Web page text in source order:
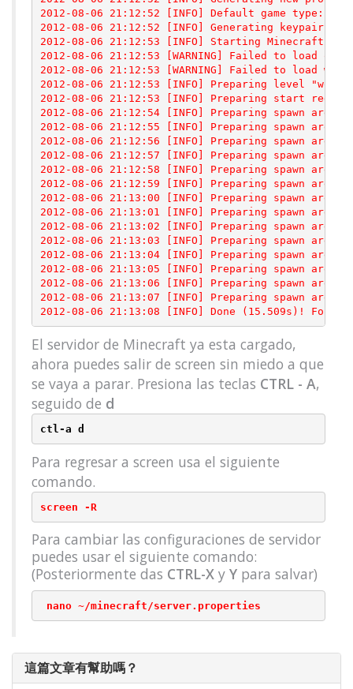
2012-08-06 21:12:52 [INFO] Default game type:
2012-08-06 21:12:52 [INFO] Generating keypair
2012-08-06 21:12:53 [INFO] Starting Minecraft
2012-08-06 21:12:53 [WARNING] Failed to
2012-08-06 21:12:53 [WARNING] Failed to
2012-08-06 21:12:53 [INFO] Preparing level
2012-08-06 21:12:53 [INFO] Preparing start
2012-08-06 21:12:54 [INFO] Preparing spawn area:
2012-08-06 21:12:55 [INFO] Preparing spawn area:
2012-08-06 21:12:56 [INFO] Preparing spawn area:
2012-08-06 21:12:57 [INFO] Preparing spawn area:
2012-08-06 21:12:58 [INFO] Preparing spawn area:
2012-08-06 21:12:59 [INFO] Preparing spawn area:
2012-08-06 21:13:00 [INFO] Preparing spawn area:
2012-08-06 21:13:01 [INFO] Preparing spawn area:
2012-08-06 21:13:02 [INFO] Preparing spawn area:
2012-08-06 21:13:03 [INFO] Preparing spawn area:
2012-08-06 21:13:04 [INFO] Preparing spawn area:
2012-08-06 21:13:05 [INFO] Preparing spawn area:
2012-08-06 21:13:06 [INFO] Preparing spawn area:
2012-08-06 21:13:07 [INFO] Preparing spawn area:
2012-08-06 21:13:08 [INFO] Done (15.509s)! For
El servidor de Minecraft ya esta cargado,
ahora puedes salir de screen sin miedo a que
se vaya a parar. Presiona las teclas CTRL - A,
seguido de d
ctl-a d
Para regresar a screen usa el siguiente
comando.
screen -R
Para cambiar las configuraciones de servidor
puedes usar el siguiente comando:
(Posteriormente das CTRL-X y Y para salvar)
nano ~/minecraft/server.properties
這篇文章有幫助嗎？